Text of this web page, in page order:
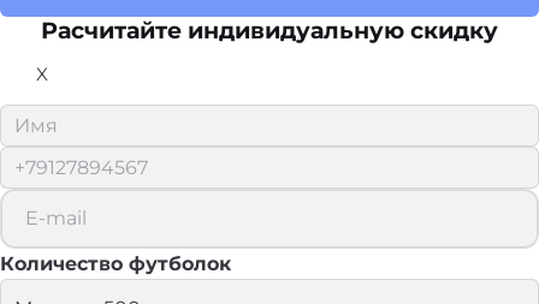
Расчитайте индивидуальную скидку
X
Количество футболок